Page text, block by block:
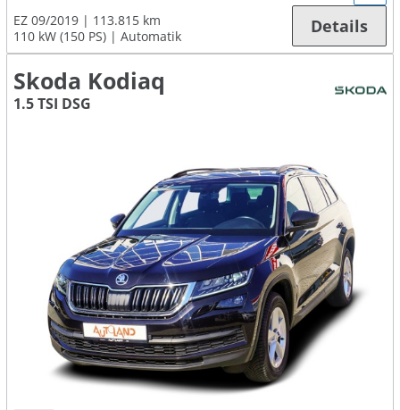
EZ 09/2019
113.815 km
110 kW (150 PS)
Automatik Details
Skoda Kodiaq
1.5 TSI DSG